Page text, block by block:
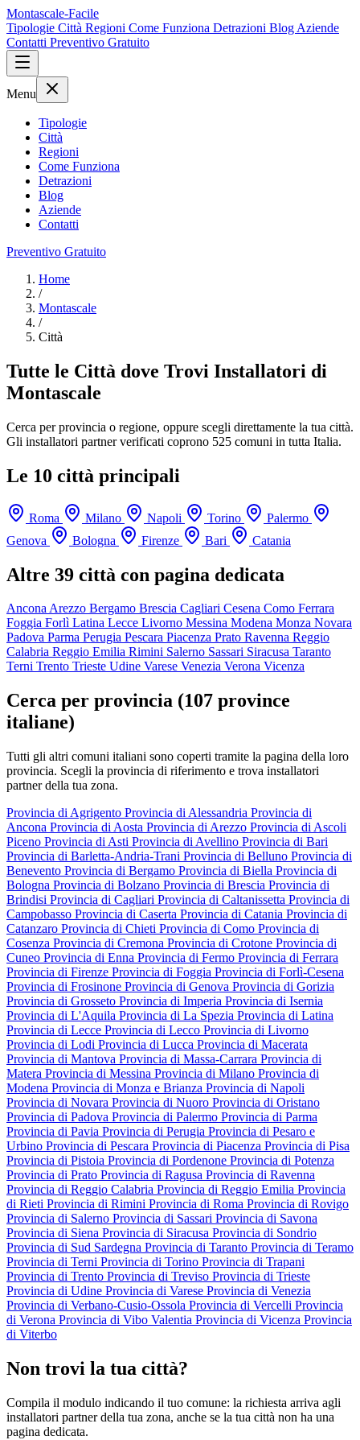
Montascale-Facile
Tipologie Città Regioni Come Funziona Detrazioni Blog Aziende
Contatti Preventivo Gratuito
Menu
Tipologie
Città
Regioni
Come Funziona
Detrazioni
Blog
Aziende
Contatti
Preventivo Gratuito
Home
/
Montascale
/
Città
Tutte le Città dove Trovi Installatori di
Montascale
Cerca per provincia o regione, oppure scegli direttamente la tua città.
Gli installatori partner verificati coprono 525 comuni in tutta Italia.
Le 10 città principali
Roma Milano Napoli Torino
Palermo
Genova
Bologna Firenze Bari Catania
Altre 39 città con pagina dedicata
AnconaArezzo Bergamo Brescia Cagliari Cesena Como Ferrara
Foggia Forlì Latina Lecce Livorno Messina Modena Monza Novara
Padova Parma Perugia Pescara Piacenza Prato Ravenna Reggio
Calabria Reggio Emilia Rimini Salerno Sassari Siracusa Taranto
Terni Trento Trieste Udine Varese Venezia Verona Vicenza
Cerca per provincia (107 province
italiane)
Tutti gli altri comuni italiani sono coperti tramite la pagina della loro
provincia. Scegli la provincia di riferimento e trova installatori
partner della tua zona.
Provincia di Agrigento Provincia di Alessandria Provincia di
Ancona Provincia di Aosta Provincia di Arezzo Provincia di Ascoli
Piceno Provincia di Asti Provincia di Avellino Provincia di Bari
Provincia di Barletta-Andria-Trani Provincia di Belluno Provincia di
Benevento Provincia di Bergamo Provincia di Biella Provincia di
Bologna Provincia di Bolzano Provincia di Brescia Provincia di
Brindisi Provincia di Cagliari Provincia di Caltanissetta Provincia di
Campobasso Provincia di Caserta Provincia di Catania Provincia di
Catanzaro Provincia di Chieti Provincia di Como Provincia di
Cosenza Provincia di Cremona Provincia di Crotone Provincia di
Cuneo Provincia di Enna Provincia di Fermo Provincia di Ferrara
Provincia di Firenze Provincia di Foggia Provincia di Forlì-Cesena
Provincia di Frosinone Provincia di Genova Provincia di Gorizia
Provincia di Grosseto Provincia di Imperia Provincia di Isernia
Provincia di L'Aquila Provincia di La Spezia Provincia di Latina
Provincia di Lecce Provincia di Lecco Provincia di Livorno
Provincia di Lodi Provincia di Lucca Provincia di Macerata
Provincia di Mantova Provincia di Massa-Carrara Provincia di
Matera Provincia di Messina Provincia di Milano Provincia di
Modena Provincia di Monza e Brianza Provincia di Napoli
Provincia di Novara Provincia di Nuoro Provincia di Oristano
Provincia di Padova Provincia di Palermo Provincia di Parma
Provincia di Pavia Provincia di Perugia Provincia di Pesaro e
Urbino Provincia di Pescara Provincia di Piacenza Provincia di Pisa
Provincia di Pistoia Provincia di Pordenone Provincia di Potenza
Provincia di Prato Provincia di Ragusa Provincia di Ravenna
Provincia di Reggio Calabria Provincia di Reggio Emilia Provincia
di Rieti Provincia di Rimini Provincia di Roma Provincia di Rovigo
Provincia di Salerno Provincia di Sassari Provincia di Savona
Provincia di Siena Provincia di Siracusa Provincia di Sondrio
Provincia di Sud Sardegna Provincia di Taranto Provincia di Teramo
Provincia di Terni Provincia di Torino Provincia di Trapani
Provincia di Trento Provincia di Treviso Provincia di Trieste
Provincia di Udine Provincia di Varese Provincia di Venezia
Provincia di Verbano-Cusio-Ossola Provincia di Vercelli Provincia
di Verona Provincia di Vibo Valentia Provincia di Vicenza Provincia
di Viterbo
Non trovi la tua città?
Compila il modulo indicando il tuo comune: la richiesta arriva agli
installatori partner della tua zona, anche se la tua città non ha una
pagina dedicata.